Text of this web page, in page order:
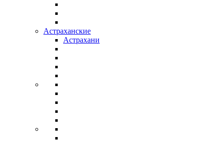
Астраханские
Астрахани